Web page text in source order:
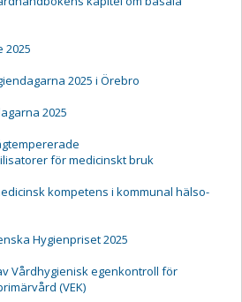
2025
2025 i Örebro
2025
för medicinskt bruk
kompetens i kommunal hälso-
Hygienpriset 2025
Vårdhygienisk egenkontroll för
(VEK)